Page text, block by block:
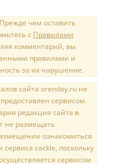
Прежде чем оставить
с Правилами
комментарий, вы
правилами и
за их нарушение.
сайта orenday.ru не
сервисом
редакция сайта в
не размещать
ознакомиться
cackle, поскольку
сервисом